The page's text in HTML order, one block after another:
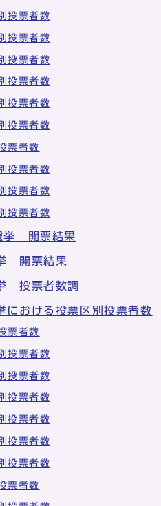
投票者数
投票者数
投票者数
投票者数
投票者数
投票者数
票者数
投票者数
投票者数
投票者数
挙 開票結果
開票結果
投票者数調
おける投票区別投票者数
票者数
投票者数
投票者数
投票者数
投票者数
投票者数
投票者数
票者数